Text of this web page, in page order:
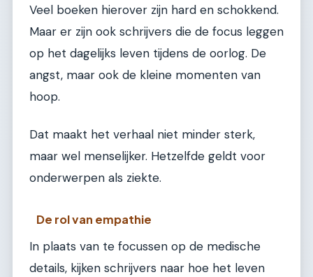
Veel boeken hierover zijn hard en schokkend.
Maar er zijn ook schrijvers die de focus leggen
op het dagelijks leven tijdens de oorlog. De
angst, maar ook de kleine momenten van
hoop.
Dat maakt het verhaal niet minder sterk,
maar wel menselijker. Hetzelfde geldt voor
onderwerpen als ziekte.
De rol van empathie
In plaats van te focussen op de medische
details, kijken schrijvers naar hoe het leven